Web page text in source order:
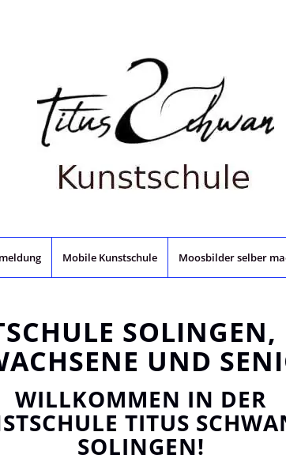
Mobile Kunstschule Moosbilder selber
UND
WILLKOMMEN IN DER
TITUS
SOLINGEN!